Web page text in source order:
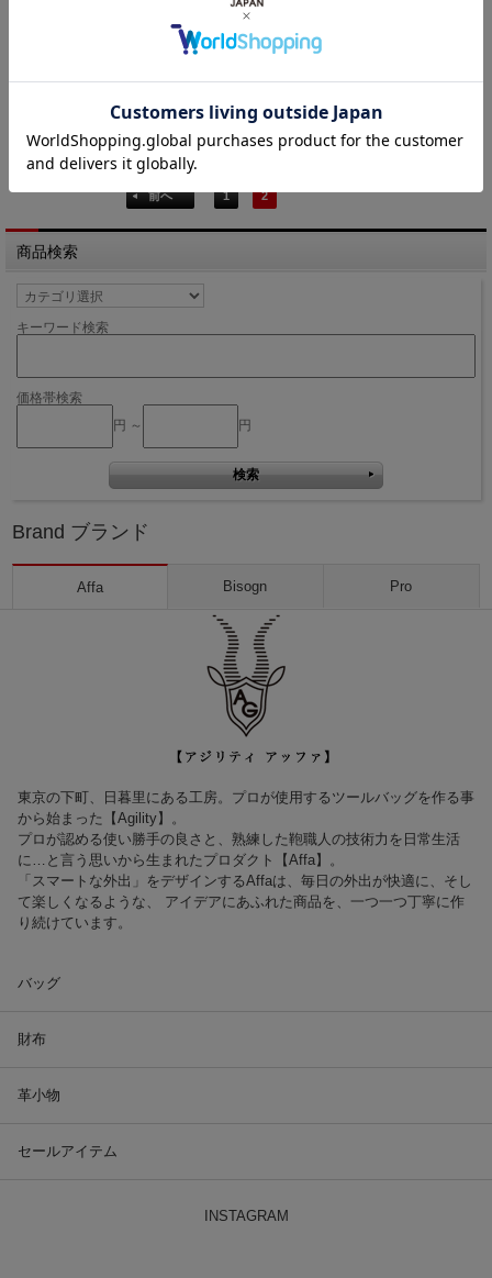
在庫切れ
2 / 2ページ（全39件）
前へ 1 2
商品検索
キーワード検索
価格帯検索
円 ～
円
Brand ブランド
Affa Bisogn Pro
東京の下町、日暮里にある工房。プロが使用するツールバッグを作る事
から始まった【Agility】。
プロが認める使い勝手の良さと、熟練した鞄職人の技術力を日常生活
に…と言う思いから生まれたプロダクト【Affa】。
「スマートな外出」をデザインするAffaは、毎日の外出が快適に、そし
て楽しくなるような、 アイデアにあふれた商品を、一つ一つ丁寧に作
り続けています。
バッグ
財布
革小物
セールアイテム
INSTAGRAM